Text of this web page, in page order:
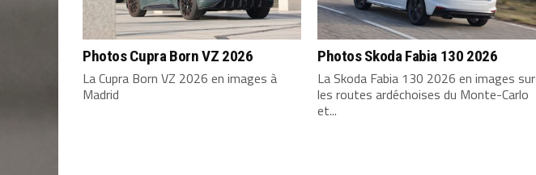
Photos Cupra Born VZ 2026
La Cupra Born VZ 2026 en images à
Madrid
Photos Skoda Fabia 130 2026
La Skoda Fabia 130 2026 en images sur
les routes ardéchoises du Monte-Carlo
et...